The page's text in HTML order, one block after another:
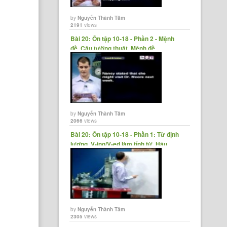
byNguyễn Thành Tâm
2191 views
Bài 20: Ôn tập 10-18 - Phần 2 - Mệnh
đề, Câu tường thuật, Mệnh đề......
byNguyễn Thành Tâm
2066 views
Bài 20: Ôn tập 10-18 - Phần 1: Từ định
lượng, V-ing/V-ed làm tính từ, Hậu......
byNguyễn Thành Tâm
2305 views